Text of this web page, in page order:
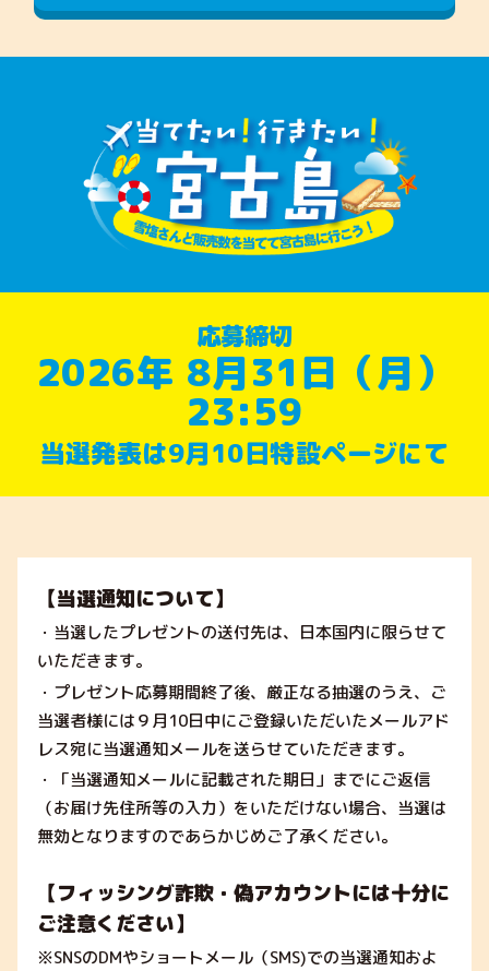
応募締切
2026年 8月31日（月）
23:59
当選発表は9月10日特設ページにて
【当選通知について】
・当選したプレゼントの送付先は、日本国内に限らせて
いただきます。
・プレゼント応募期間終了後、厳正なる抽選のうえ、ご
当選者様には９月10日中にご登録いただいたメールアド
レス宛に当選通知メールを送らせていただきます。
・「当選通知メールに記載された期日」までにご返信
（お届け先住所等の入力）をいただけない場合、当選は
無効となりますのであらかじめご了承ください。
【フィッシング詐欺・偽アカウントには十分に
ご注意ください】
※SNSのDMやショートメール（SMS)での当選通知およ